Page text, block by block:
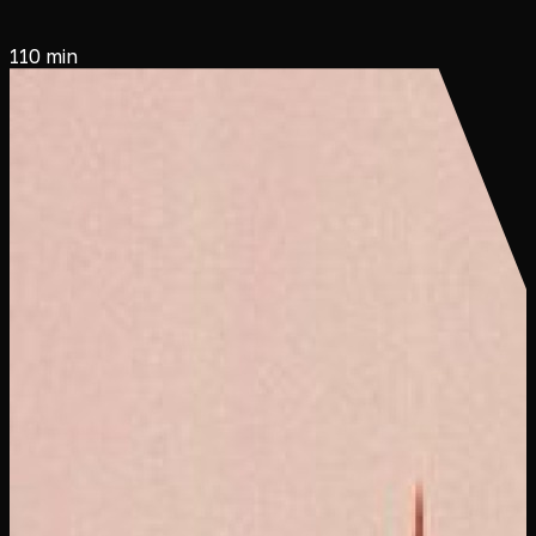
110 min